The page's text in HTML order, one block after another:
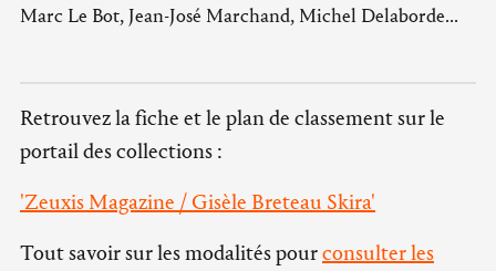
Marc Le Bot, Jean-José Marchand, Michel Delaborde...
Retrouvez la fiche et le plan de classement sur le
portail des collections :
'Zeuxis Magazine / Gisèle Breteau Skira'
Tout savoir sur les modalités pourconsulter les